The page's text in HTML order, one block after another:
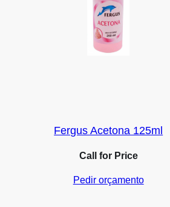
Fergus Acetona 125ml
Call for Price
Pedir orçamento